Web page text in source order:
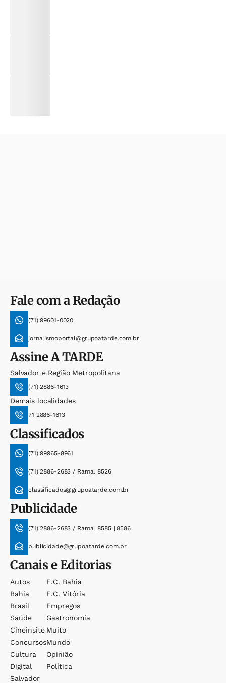
Fale com a Redação
(71) 99601-0020
jornalismoportal@grupoatarde.com.br
AssineA TARDE
Salvador e Região Metropolitana
(71) 2886-1613
Demais localidades
71 2886-1613
Classificados
(71) 99965-8961
(71) 2886-2683 / Ramal 8526
classificados@grupoatarde.com.br
Publicidade
(71) 2886-2683 / Ramal 8585 | 8586
publicidade@grupoatarde.com.br
Canais e Editorias
Autos
Bahia
Brasil
Saúde
Cineinsite
Concursos
Cultura
Digital
Salvador
E.c. Bahia
E.c. Vitória
Empregos
Gastronomia
Muito
Mundo
Opinião
Política